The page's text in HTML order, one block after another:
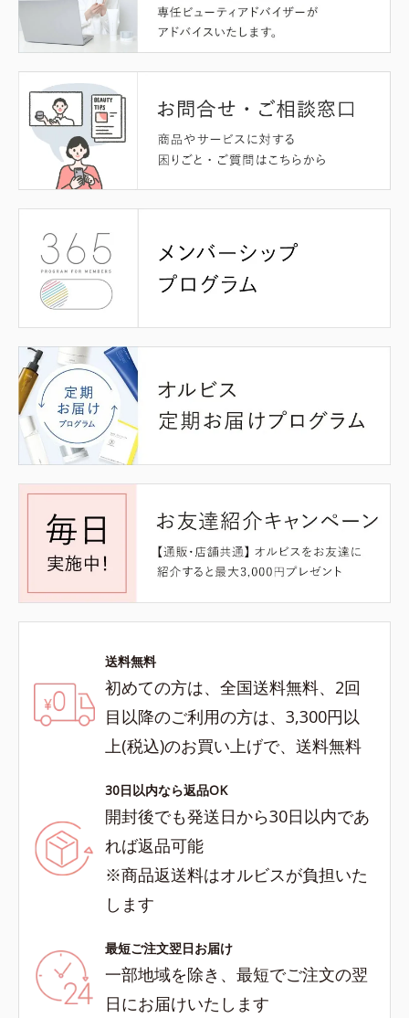
送料無料
初めての方は、全国送料無料、2回
目以降のご利用の方は、3,300円以
上(税込)のお買い上げで、送料無料
30日以内なら返品OK
開封後でも発送日から30日以内であ
れば返品可能
※商品返送料はオルビスが負担いた
します
最短ご注文翌日お届け
一部地域を除き、最短でご注文の翌
日にお届けいたします